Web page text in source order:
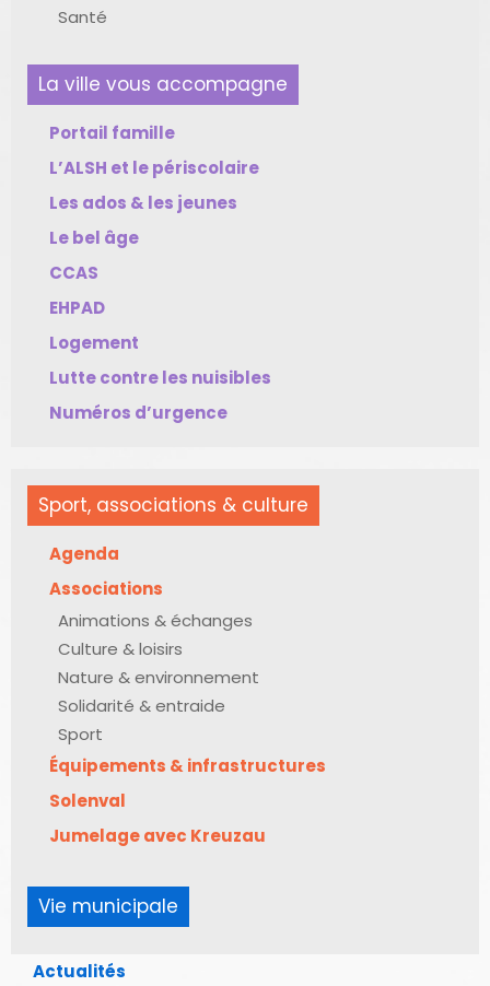
Santé
La ville vous accompagne
Portail famille
L’ALSH et le périscolaire
Les ados & les jeunes
Le bel âge
CCAS
EHPAD
Logement
Lutte contre les nuisibles
Numéros d’urgence
Sport, associations & culture
Agenda
Associations
Animations & échanges
Culture & loisirs
Nature & environnement
Solidarité & entraide
Sport
Équipements & infrastructures
Solenval
Jumelage avec Kreuzau
Vie municipale
Actualités